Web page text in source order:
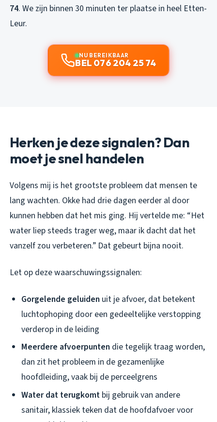
74. We zijn binnen 30 minuten ter plaatse in heel Etten-
Leur.
NU BEREIKBAAR
BEL 076 204 25 74
Herken je deze signalen? Dan
moet je snel handelen
Volgens mij is het grootste probleem dat mensen te
lang wachten. Okke had drie dagen eerder al door
kunnen hebben dat het mis ging. Hij vertelde me: “Het
water liep steeds trager weg, maar ik dacht dat het
vanzelf zou verbeteren.” Dat gebeurt bijna nooit.
Let op deze waarschuwingssignalen:
Gorgelende geluiden uit je afvoer, dat betekent
luchtophoping door een gedeeltelijke verstopping
verderop in de leiding
Meerdere afvoerpunten die tegelijk traag worden,
dan zit het probleem in de gezamenlijke
hoofdleiding, vaak bij de perceelgrens
Water dat terugkomt bij gebruik van andere
sanitair, klassiek teken dat de hoofdafvoer voor